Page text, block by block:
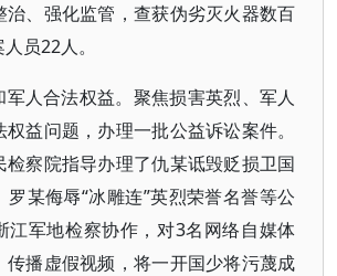
治、强化监管，查获伪劣灭火器数百
员22人。
军人合法权益。聚焦损害英烈、军人
益问题，办理一批公益诉讼案件。
检察院指导办理了仇某诋毁贬损卫国
罗某侮辱“冰雕连”英烈荣誉名誉等公
江军地检察协作，对3名网络自媒体
传播虚假视频，将一开国少将污蔑成